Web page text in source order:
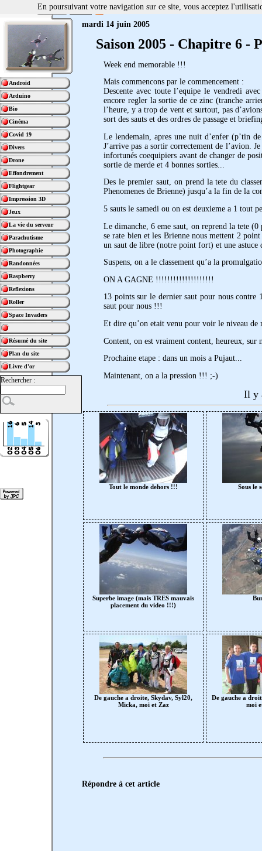
Android
Arduino
Bio
Cinéma
Covid 19
Divers
Drone
Effondrement
Flightgear
Impression 3D
Jeux
La vie du serveur
Parachutisme
Photographie
Randonnées
Raspberry
Reflexions
Roller
Space Invaders
Résumé du site
Plan du site
Livre d'or
Rechercher :
mardi 14 juin 2005
Saison 2005 - Chapitre 6 -
Week end memorable !!!
Mais commencons par le commencement :
Descente avec toute l’equipe le vendredi
encore regler la sortie de ce zinc (tranche
l’heure, y a trop de vent et surtout, pas
sort des sauts et des ordres de passage et
Le lendemain, apres une nuit d’enfer (p’tin
J’arrive pas a sortir correctement de l’avion.
infortunés coequipiers avant de changer de
sortie de merde et 4 bonnes sorties...
Des le premier saut, on prend la tete du
Phenomenes de Brienne) jusqu’a la fin de la
5 sauts le samedi ou on est deuxieme a 1 tout
Le dimanche, 6 eme saut, on reprend la tete
se rate bien et les Brienne nous mettent 2
un saut de libre (notre point fort) et une astuce
Suspens, on a le classement qu’a la
ON A GAGNE !!!!!!!!!!!!!!!!!!!!
13 points sur le dernier saut pour nous
saut pour nous !!!
Et dire qu’on etait venu pour voir le niveau de
Content, on est vraiment content, heureux, sur
Prochaine etape : dans un mois a Pujaut...
Maintenant, on a la pression !!! ;-)
Il y
Tout le monde dehors !!! Sous le
Superbe image (mais TRES mauvais
placement du video !!!)
De gauche a droite, Skydav, Syl20,
Micka, moi et Zaz
De gauche a
moi
Répondre à cet article
En poursuivant votre navigation sur ce site, vous acceptez